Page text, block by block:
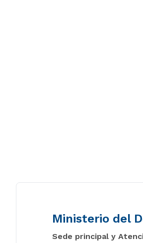
Ministerio del
Sede principal y